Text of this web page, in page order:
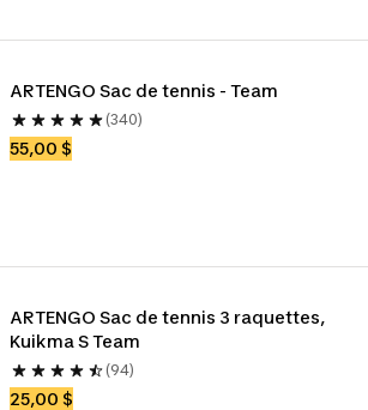
ARTENGO Sac de tennis - Team
(340)
55,00 $
ARTENGO Sac de tennis 3 raquettes,
Kuikma S Team
(94)
25,00 $